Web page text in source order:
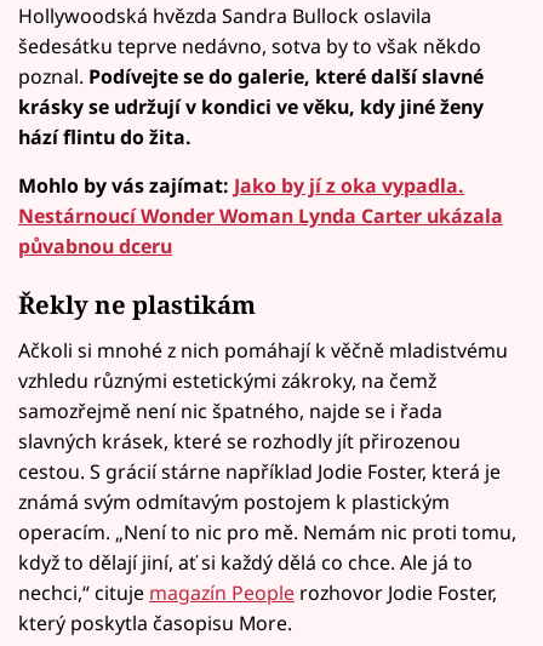
Hollywoodská hvězda Sandra Bullock oslavila
šedesátku teprve nedávno, sotva by to však někdo
poznal. Podívejte se do galerie, které další slavné
krásky se udržují v kondici ve věku, kdy jiné ženy
hází flintu do žita.
Mohlo by vás zajímat: Jako by jí z oka vypadla.
Nestárnoucí Wonder Woman Lynda Carter ukázala
půvabnou dceru
Řekly ne plastikám
Ačkoli si mnohé z nich pomáhají k věčně mladistvému
vzhledu různými estetickými zákroky, na čemž
samozřejmě není nic špatného, najde se i řada
slavných krásek, které se rozhodly jít přirozenou
cestou. S grácií stárne například Jodie Foster, která je
známá svým odmítavým postojem k plastickým
operacím. „Není to nic pro mě. Nemám nic proti tomu,
když to dělají jiní, ať si každý dělá co chce. Ale já to
nechci,“ cituje magazín People rozhovor Jodie Foster,
který poskytla časopisu More.